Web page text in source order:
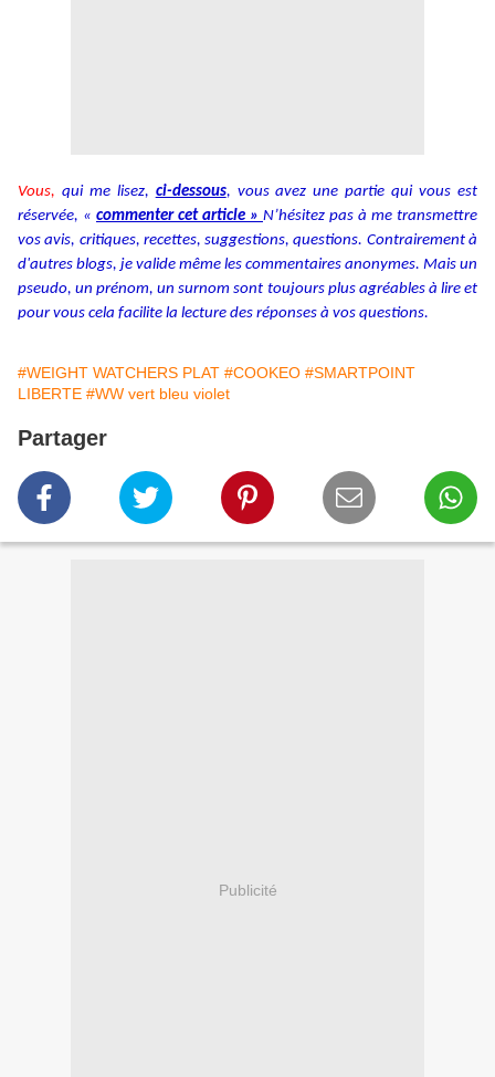
Vous, qui me lisez, ci-dessous, vous avez une partie qui vous est
réservée, « commenter cet article » N’hésitez pas à me transmettre
vos avis, critiques, recettes, suggestions, questions. Contrairement à
d'autres blogs, je valide même les commentaires anonymes. Mais un
pseudo, un prénom, un surnom sont toujours plus agréables à lire et
pour vous cela facilite la lecture des réponses à vos questions.
#WEIGHT WATCHERS PLAT #COOKEO #SMARTPOINT
LIBERTE #WW vert bleu violet
Partager
Publicité